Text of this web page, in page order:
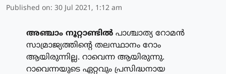
Published on: 30 Jul 2021, 1:12 am
അഞ്ചാം നൂറ്റാണ്ടില്‍ പാശ്ചാത്യ റോമന്‍
സാമ്രാജ്യത്തിന്റെ തലസ്ഥാനം റോം
ആയിരുന്നില്ല. റാവെന്ന ആയിരുന്നു.
റാവെന്നയുടെ ഏറ്റവും പ്രസിദ്ധനായ